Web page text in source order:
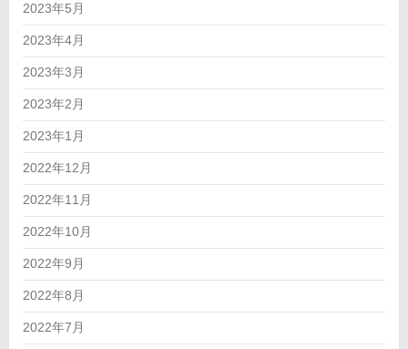
2023年5月
2023年4月
2023年3月
2023年2月
2023年1月
2022年12月
2022年11月
2022年10月
2022年9月
2022年8月
2022年7月